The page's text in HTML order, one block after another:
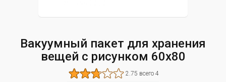
Вакуумный пакет для хранения
вещей с рисунком 60х80
2.75 всего 4